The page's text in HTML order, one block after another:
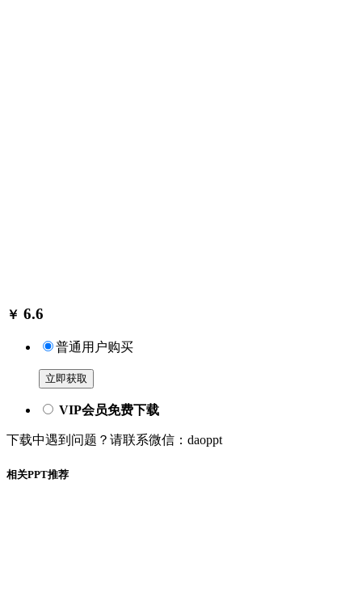
￥ 6.6
普通用户购买
立即获取
VIP会员免费下载
下载中遇到问题？请联系微信：daoppt
相关PPT推荐